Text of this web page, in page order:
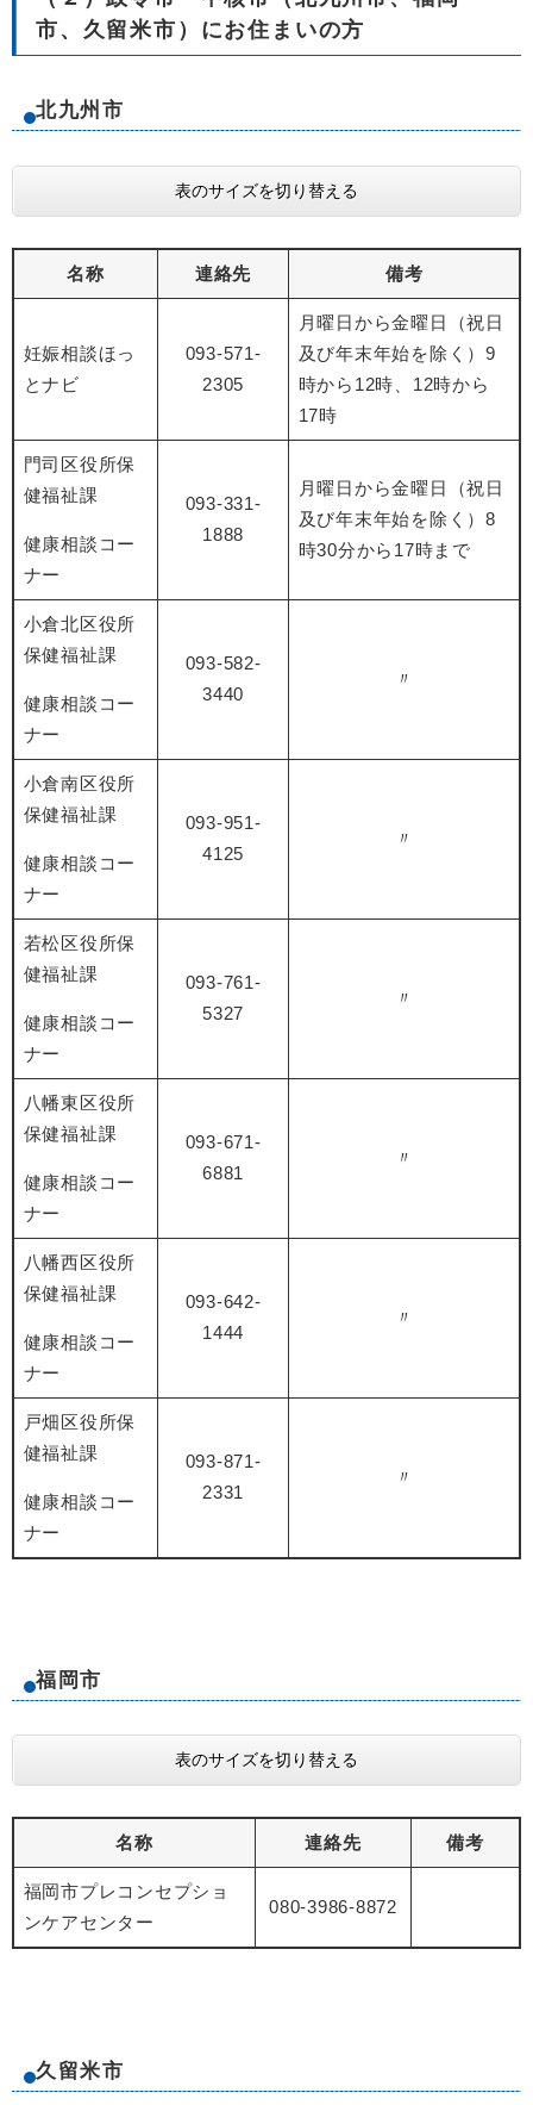
市、久留米市）にお住まいの方
北九州市
表のサイズを切り替える
名称 連絡先 備考
妊娠相談ほっ
とナビ
093-571-
2305
月曜日から金曜日（祝日
及び年末年始を除く）9
時から12時、12時から
17時
門司区役所保
健福祉課
健康相談コー
ナー
093-331-
1888
月曜日から金曜日（祝日
及び年末年始を除く）8
時30分から17時まで
小倉北区役所
保健福祉課
健康相談コー
ナー
093-582-
3440
〃
小倉南区役所
保健福祉課
健康相談コー
ナー
093-951-
4125
〃
若松区役所保
健福祉課
健康相談コー
ナー
093-761-
5327
〃
八幡東区役所
保健福祉課
健康相談コー
ナー
093-671-
6881
〃
八幡西区役所
保健福祉課
健康相談コー
ナー
093-642-
1444
〃
戸畑区役所保
健福祉課
健康相談コー
ナー
093-871-
2331
〃
福岡市
表のサイズを切り替える
名称 連絡先 備考
福岡市プレコンセプショ
ンケアセンター
080-3986-8872
久留米市